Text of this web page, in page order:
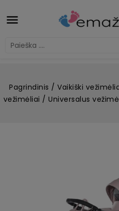

Pagrindinis Vaikiški
vežimėliai
Universalus